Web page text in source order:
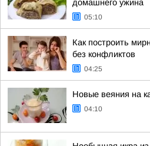
домашнего ужина
05:10
Как построить
без конфликтов
04:25
Новые веяния на
04:10